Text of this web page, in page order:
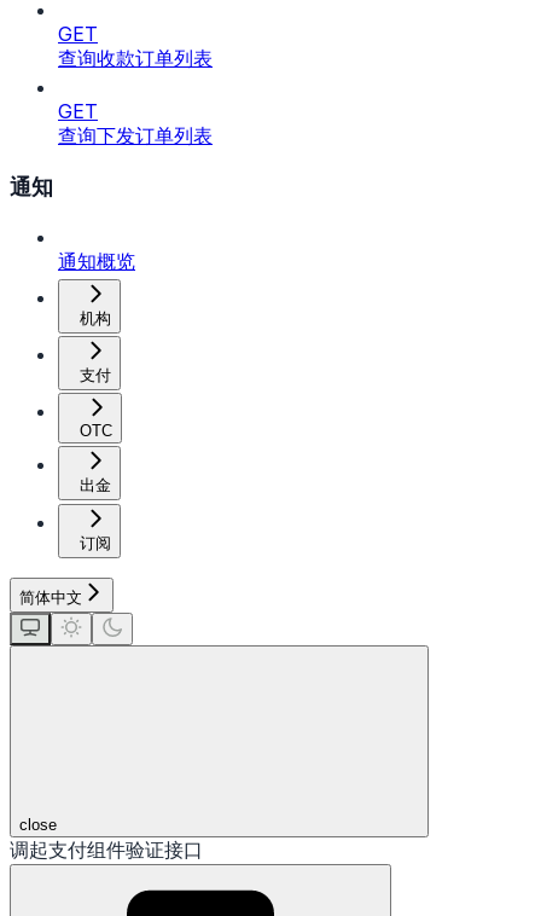
GET
查询收款订单列表
GET
查询下发订单列表
通知
通知概览
机构
支付
OTC
出金
订阅
简体中文
close
调起支付组件验证接口